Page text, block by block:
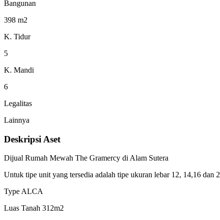
Bangunan
398 m2
K. Tidur
5
K. Mandi
6
Legalitas
Lainnya
Deskripsi Aset
Dijual Rumah Mewah The Gramercy di Alam Sutera
Untuk tipe unit yang tersedia adalah tipe ukuran lebar 12, 14,16 dan
Type ALCA
Luas Tanah 312m2